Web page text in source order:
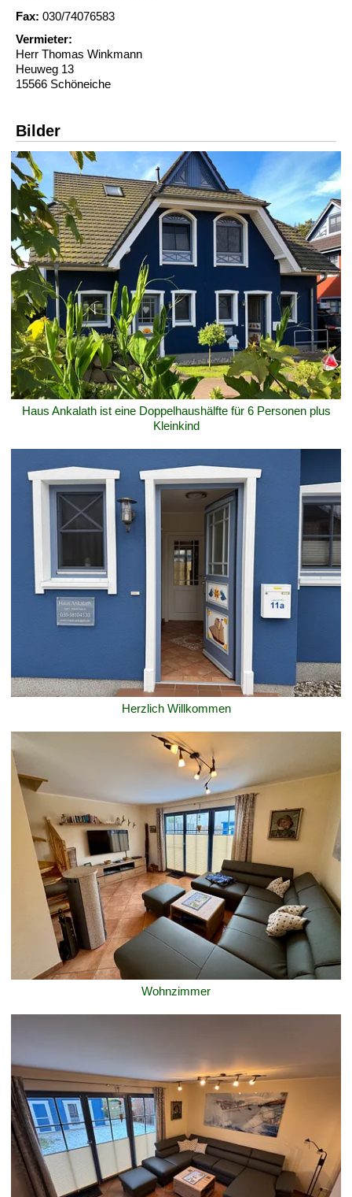
Fax: 030/74076583
Vermieter:
Herr Thomas Winkmann
Heuweg 13
15566 Schöneiche
Bilder
Haus Ankalath ist eine Doppelhaushälfte für 6 Personen plus
Kleinkind
Herzlich Willkommen
Wohnzimmer